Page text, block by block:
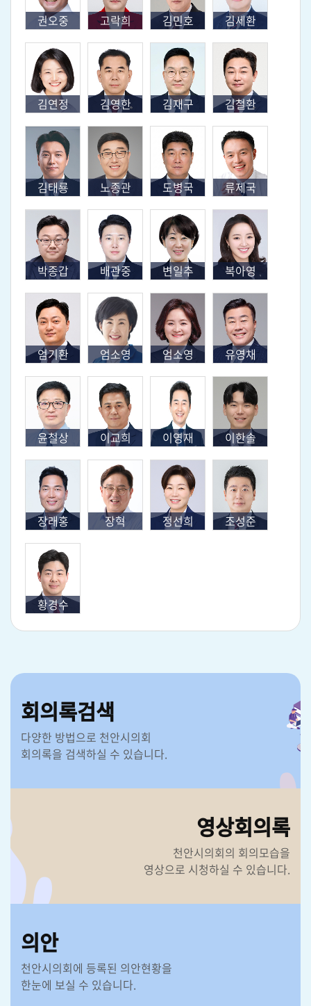
권오중 고락희 김민호 김세환
김연정 김영한 김재구 김철환
김태룡 노종관 도병국 류제국
박종갑 배관중 변일추 복아영
엄기환 엄소영 엄소영 유영채
윤철상 이교희 이영재 이한솔
장래홍 장혁 정선희 조성준
황경수
회의록검색
다양한 방법으로 천안시의회
회의록을 검색하실 수 있습니다.
영상회의록
천안시의회의 회의모습을
영상으로 시청하실 수 있습니다.
의안
천안시의회에 등록된 의안현황을
한눈에 보실 수 있습니다.